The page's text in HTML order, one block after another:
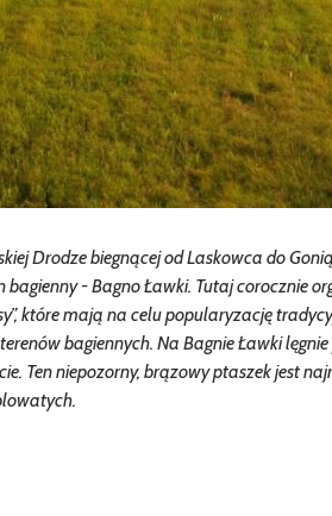
Drodze biegnącej od Laskowca do
- Bagno Ławki. Tutaj corocznie
które mają na celu popularyzację
bagiennych. Na Bagnie Ławki
Ten niepozorny, brązowy ptaszek jest